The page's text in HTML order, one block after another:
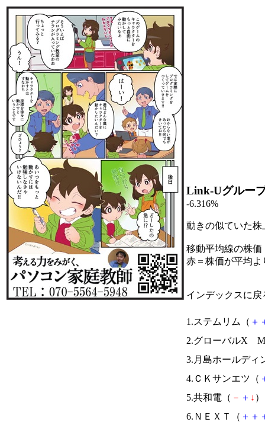
Link-Uグルー
-6.316%
動きの似ていた
移動平均線の株価
赤＝株価が平均
インデックスに戻
1.ステムリム（ ＋
2.グローバルX
3.月島ホールディ
4.ＣＫサンエツ（
5.共和電（ － ＋ ↓
6.ＮＥＸＴ（ ＋ ＋